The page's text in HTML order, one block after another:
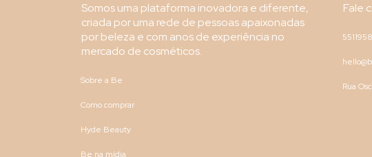
Somos uma plataforma inovadora e diferente,
criada por uma rede de pessoas apaixonadas
por beleza e com anos de experiência no
mercado de cosméticos.
Sobre a Be
Como comprar
Hyde Beauty
Be na mídia
Fale
Rua